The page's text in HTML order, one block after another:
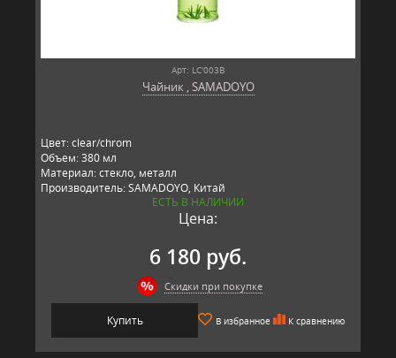
Арт: LC'003B
Чайник , SAMADOYO
Цвет: clear/chrom
Объем: 380 мл
Материал: стекло, металл
Производитель: SAMADOYO, Китай
ЕСТЬ В НАЛИЧИИ
Цена:
6 180 руб.
Скидки при покупке
Купить В избранное К сравнению